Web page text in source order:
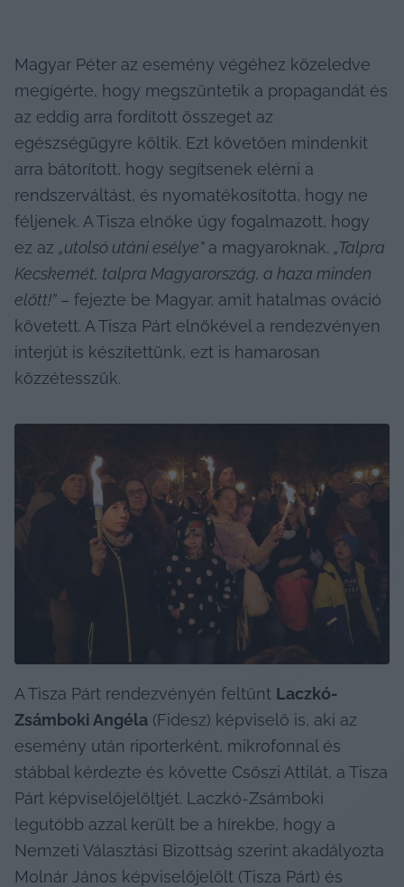
Magyar Péter az esemény végéhez közeledve
megígérte, hogy megszüntetik a propagandát és
az eddig arra fordított összeget az
egészségügyre költik. Ezt követően mindenkit
arra bátorított, hogy segítsenek elérni a
rendszerváltást, és nyomatékosította, hogy ne
féljenek. A Tisza elnöke úgy fogalmazott, hogy
ez az „utolsó utáni esélye” a magyaroknak. „Talpra
Kecskemét, talpra Magyarország, a haza minden
előtt!” – fejezte be Magyar, amit hatalmas ováció
követett. A Tisza Párt elnökével a rendezvényen
interjút is készítettünk, ezt is hamarosan
közzétesszük.
A Tisza Párt rendezvényén feltűnt Laczkó-
Zsámboki Angéla (Fidesz) képviselő is, aki az
esemény után riporterként, mikrofonnal és
stábbal kérdezte és követte Csőszi Attilát, a Tisza
Párt képviselőjelöltjét. Laczkó-Zsámboki
legutóbb azzal került be a hírekbe, hogy a
Nemzeti Választási Bizottság szerint akadályozta
Molnár János képviselőjelölt (Tisza Párt) és